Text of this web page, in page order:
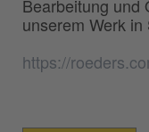
Bearbeitung und
unserem Werk in
https://